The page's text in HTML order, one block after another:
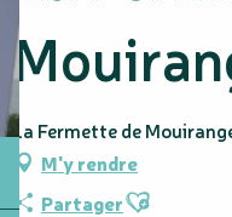
La Fermette de
M'y rendre
PartagerAjouter aux